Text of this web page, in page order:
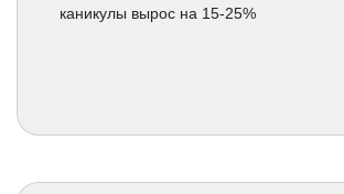
каникулы вырос на 15-25%